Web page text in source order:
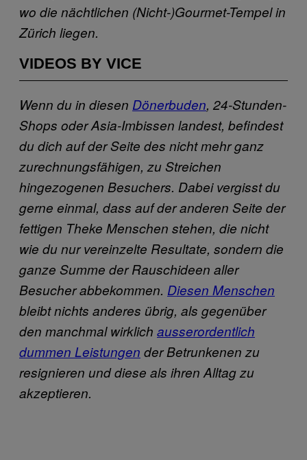
wo die nächtlichen (Nicht-)Gourmet-Tempel in
Zürich liegen.
VIDEOS BY VICE
Wenn du in diesen Dönerbuden, 24-Stunden-
Shops oder Asia-Imbissen landest, befindest
du dich auf der Seite des nicht mehr ganz
zurechnungsfähigen, zu Streichen
hingezogenen Besuchers. Dabei vergisst du
gerne einmal, dass auf der anderen Seite der
fettigen Theke Menschen stehen, die nicht
wie du nur vereinzelte Resultate, sondern die
ganze Summe der Rauschideen aller
Besucher abbekommen. Diesen Menschen
bleibt nichts anderes übrig, als gegenüber
den manchmal wirklich ausserordentlich
dummen Leistungen der Betrunkenen zu
resignieren und diese als ihren Alltag zu
akzeptieren.